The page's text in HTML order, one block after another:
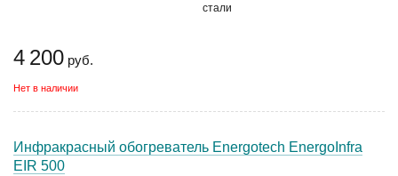
стали
4 200 руб.
Нет в наличии
Инфракрасный обогреватель Energotech EnergoInfra
EIR 500